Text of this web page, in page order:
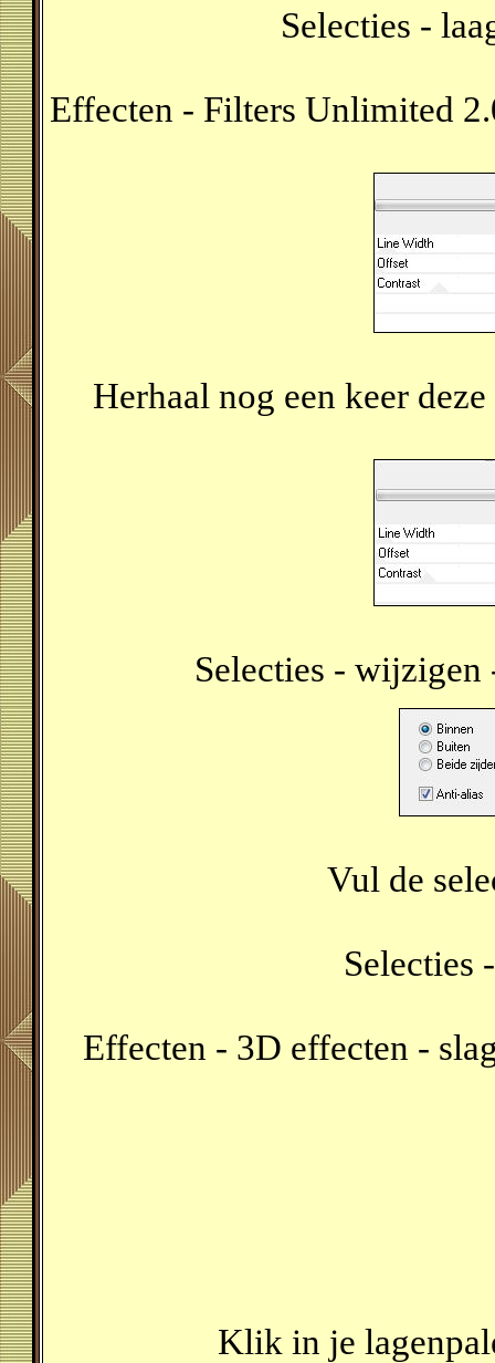
Selecties -
Effecten - Filters Unlimited
Herhaal nog een keer
Selecties - wijzigen
Vul de
Selecties
Effecten - 3D effecten -
Klik in je